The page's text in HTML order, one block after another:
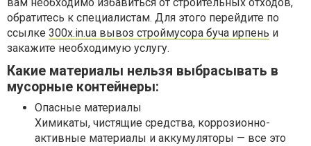
обратитесь к специалистам. Для этого перейдите по
ссылке 300x.in.ua вывоз строймусора буча ирпень и
закажите необходимую услугу.
Какие материалы нельзя выбрасывать в
мусорные контейнеры:
Опасные материалы
Химикаты, чистящие средства, коррозионно-
активные материалы и аккумуляторы — все это